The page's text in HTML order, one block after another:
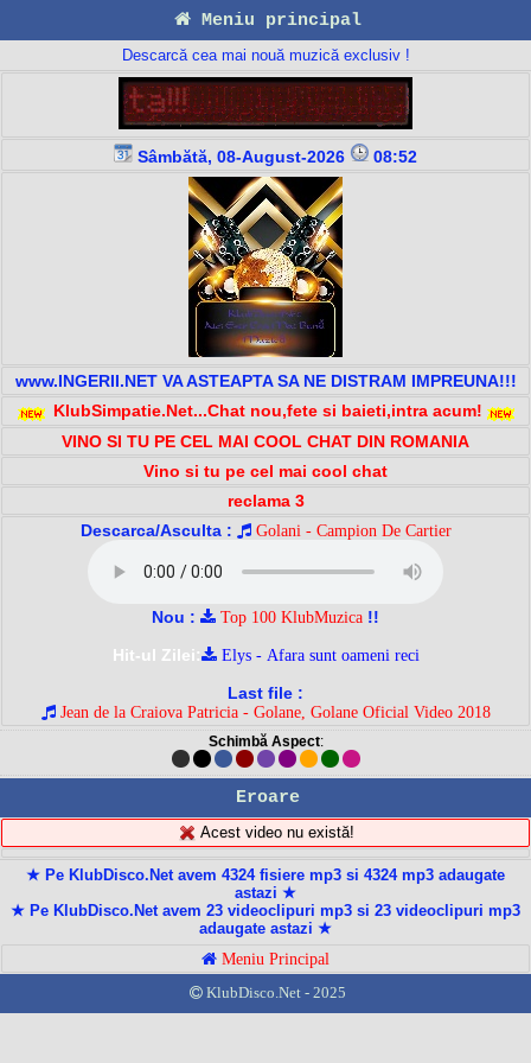
Meniu principal
Descarcă cea mai nouă muzică exclusiv !
Sâmbătă, 08-August-2026 08:52
www.INGERII.NET VA ASTEAPTA SA NE DISTRAM IMPREUNA!!!
KlubSimpatie.Net...Chat nou,fete si baieti,intra acum!
VINO SI TU PE CEL MAI COOL CHAT DIN ROMANIA
Vino si tu pe cel mai cool chat
reclama 3
Descarca/Asculta :
Golani - Campion De Cartier
Nou : Top 100 KlubMuzica !!
Hit-ul Zilei:
Elys - Afara sunt oameni reci
Last file :
Jean de la Craiova Patricia - Golane, Golane Oficial Video 2018
Schimbă Aspect:
Eroare
Acest video nu există!
★ Pe KlubDisco.Net avem 4324 fisiere mp3 si 4324 mp3 adaugate
astazi ★
★ Pe KlubDisco.Net avem 23 videoclipuri mp3 si 23 videoclipuri mp3
adaugate astazi ★
Meniu Principal
KlubDisco.Net - 2025